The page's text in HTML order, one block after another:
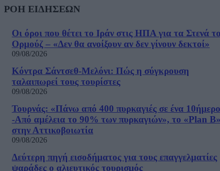
ΡΟΗ ΕΙΔΗΣΕΩΝ
Οι όροι που θέτει το Ιράν στις ΗΠΑ για τα Στενά
Ορμούζ – «Δεν θα ανοίξουν αν δεν γίνουν δεκτοί»
09/08/2026
Κόντρα Σάντσεθ-Μελόνι: Πώς η σύγκρουση
ταλαιπωρεί τους τουρίστες
09/08/2026
Τουρνάς: «Πάνω από 400 πυρκαγιές σε ένα 10ήμερο
-Από αμέλεια το 90% των πυρκαγιών», το «Plan
στην Αττικοβοιωτία
09/08/2026
Δεύτερη πηγή εισοδήματος για τους επαγγελματίες
ψαράδες ο αλιευτικός τουρισμός